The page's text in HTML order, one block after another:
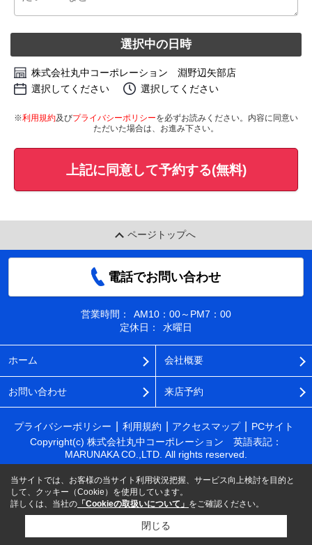
選択中の日時
株式会社丸中コーポレーション 淵野辺矢部店
選択してください
選択してください
※利用規約及びプライバシーポリシーを必ずお読みください。内容に同意い
ただいた場合は、お進み下さい。
上記に同意して予約する(無料)
ページトップへ
電話でお問い合わせ
営業時間：
AM10：00～PM7：00
定休日：
水曜日
ホーム 会社概要
お問い合わせ 来店予約
プライバシーポリシー 利用規約 アクセスマップ
PCサイト
Copyright(c) 株式会社丸中コーポレーション 英語表記：
MARUNAKA CO.,LTD. All rights reserved.
当サイトでは、お客様の当サイト利用状況把握、サービス向上検討を目的と
して、クッキー（Cookie）を使用しています。
詳しくは、当社の 「Cookieの取扱いについて」 をご確認ください。
閉じる